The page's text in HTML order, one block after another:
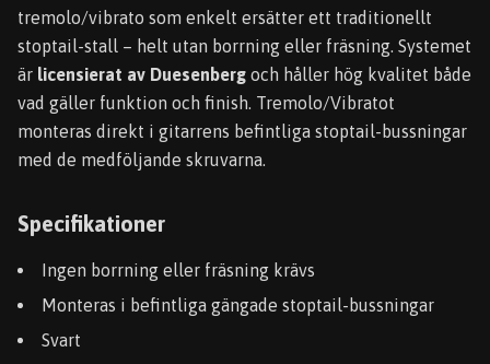
tremolo/vibrato som enkelt ersätter ett traditionellt
stoptail-stall – helt utan borrning eller fräsning. Systemet
är licensierat av Duesenberg och håller hög kvalitet både
vad gäller funktion och finish. Tremolo/Vibratot
monteras direkt i gitarrens befintliga stoptail-bussningar
med de medföljande skruvarna.
Specifikationer
Ingen borrning eller fräsning krävs
Monteras i befintliga gängade stoptail-bussningar
Svart